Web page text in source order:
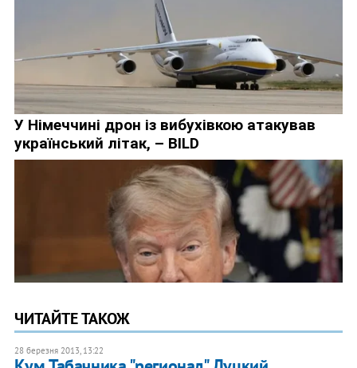
ЧИТАЙТЕ ТАКОЖ
28 березня 2013, 13:22